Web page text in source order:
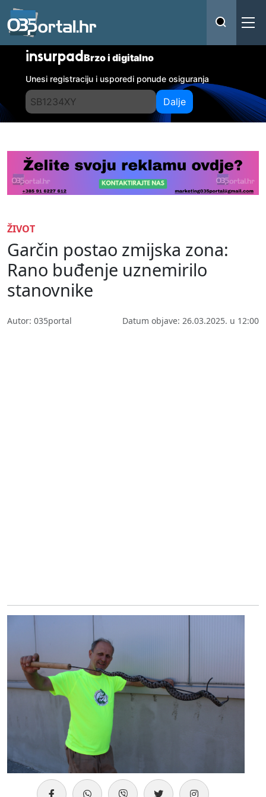
insurpadBrzo i digitalno
Unesi registraciju i usporedi ponude osiguranja
Dalje
ŽIVOT
Garčin postao zmijska zona:
Rano buđenje uznemirilo
stanovnike
Autor: 035portal Datum objave: 26.03.2025. u 12:00